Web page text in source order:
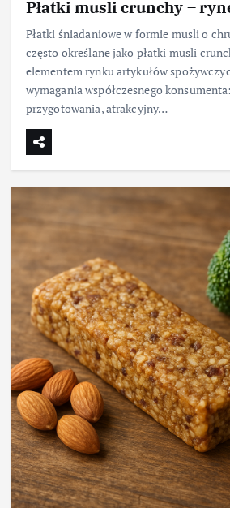
Płatki musli crunchy –
Płatki śniadaniowe w formie musli o
często określane jako płatki musli
elementem rynku artykułów
wymagania współczesnego
przygotowania, atrakcyjny…